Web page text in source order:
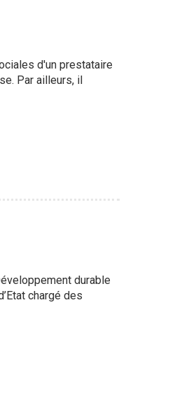
d'un prestataire
Par ailleurs, il
durable
chargé des